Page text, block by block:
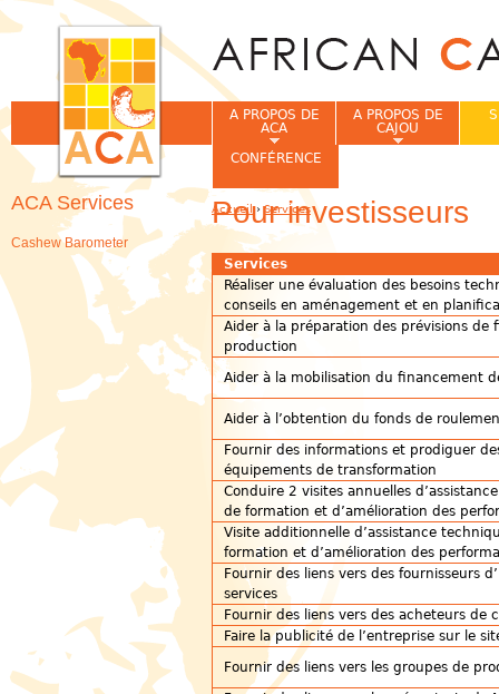
Pour investisseurs
Services
Réaliser une évaluation des besoins
conseils en aménagement et en
Aider à la préparation des prévisions de
production
Aider à la mobilisation du financement
Aider à l’obtention du fonds de
Fournir des informations et prodiguer
équipements de transformation
Conduire 2 visites annuelles
de formation et d’amélioration des
Visite additionnelle d’assistance
formation et d’amélioration des
Fournir des liens vers des fournisseurs
services
Fournir des liens vers des acheteurs de
Faire la publicité de l’entreprise sur le
Fournir des liens vers les groupes de
A PROPOS DE
ACA
A PROPOS DE
CAJOU
CONFÉRENCE
Vous êtes ici
Accueil›Services
ACA Services
Cashew Barometer